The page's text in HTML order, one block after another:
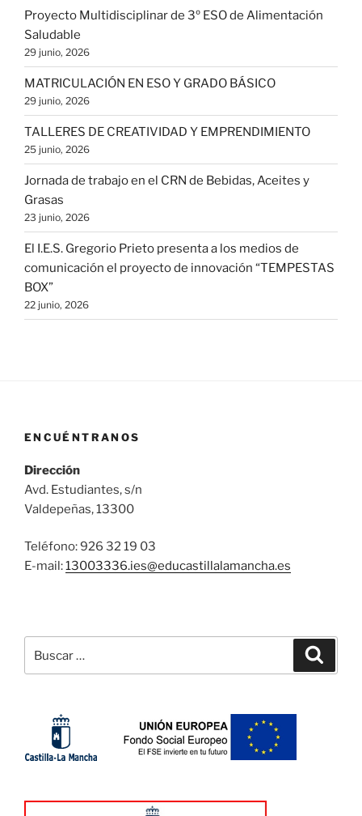
Proyecto Multidisciplinar de 3º ESO de Alimentación
Saludable
29 junio, 2026
MATRICULACIÓN EN ESO Y GRADO BÁSICO
29 junio, 2026
TALLERES DE CREATIVIDAD Y EMPRENDIMIENTO
25 junio, 2026
Jornada de trabajo en el CRN de Bebidas, Aceites y
Grasas
23 junio, 2026
El I.E.S. Gregorio Prieto presenta a los medios de
comunicación el proyecto de innovación “TEMPESTAS
BOX”
22 junio, 2026
ENCUÉNTRANOS
Dirección
Avd. Estudiantes, s/n
Valdepeñas, 13300
Teléfono: 926 32 19 03
E-mail:13003336.ies@educastillalamancha.es
por: